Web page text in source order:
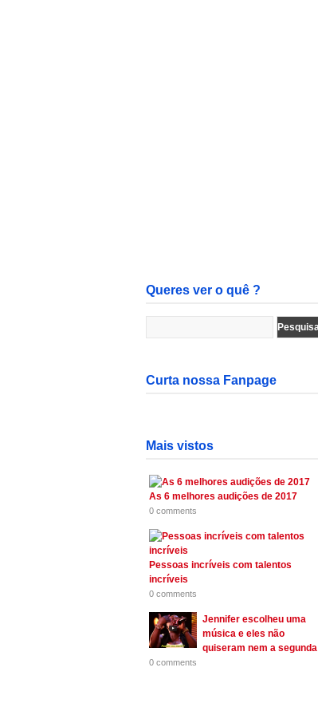
Queres ver o quê ?
Curta nossa Fanpage
Mais vistos
As 6 melhores audições de 2017
0 comments
Pessoas incríveis com talentos
incríveis
0 comments
Jennifer escolheu uma
música e eles não
quiseram nem a segunda
0 comments